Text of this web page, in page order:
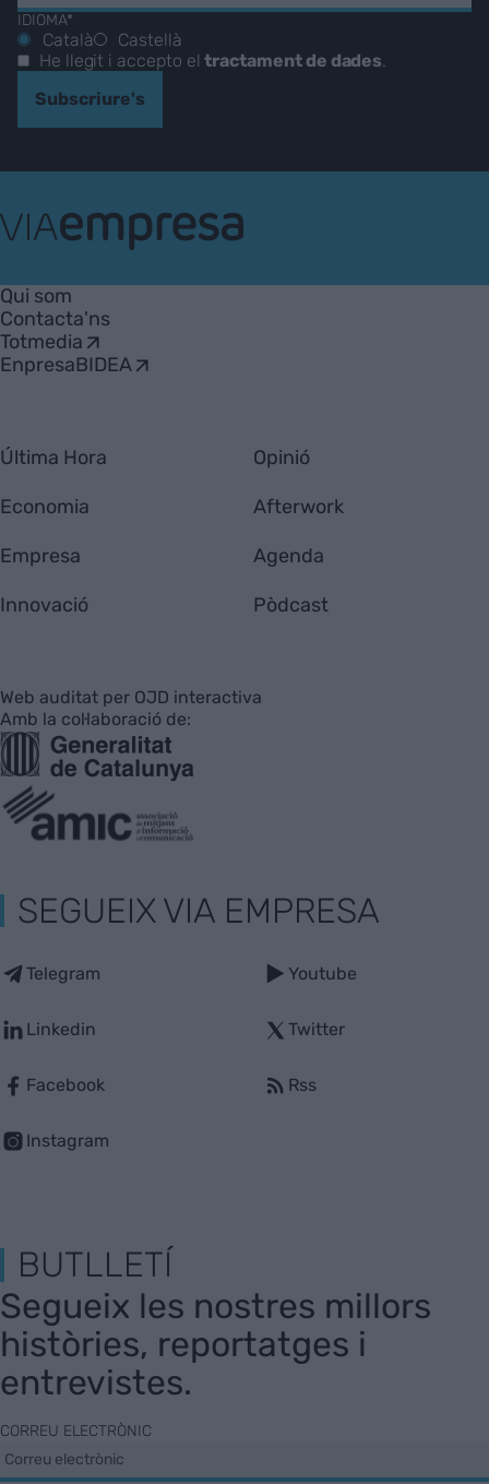
IDIOMA*
Català
Castellà
He llegit i accepto eltractament de dades.
Subscriure's
Empresa
Qui som
Contacta'ns
Totmedia
EnpresaBIDEA
Última Hora
Economia
Empresa
Innovació
Opinió
Afterwork
Agenda
Pòdcast
Web auditat per OJD interactiva
Amb la col·laboració de:
SEGUEIX VIA EMPRESA
Telegram
Linkedin
Facebook
Instagram
Youtube
Twitter
Rss
BUTLLETÍ
Segueix les nostres millors
històries, reportatges i
entrevistes.
CORREU ELECTRÒNIC